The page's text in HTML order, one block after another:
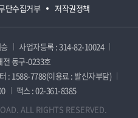
단수집거부 저작권정책
사업자등록 : 314-82-10024
전 동구-0233호
: 1588-7788(이용료 : 발신자부담)
팩스 : 02-361-8385
ALL RIGHTS RESERVED.